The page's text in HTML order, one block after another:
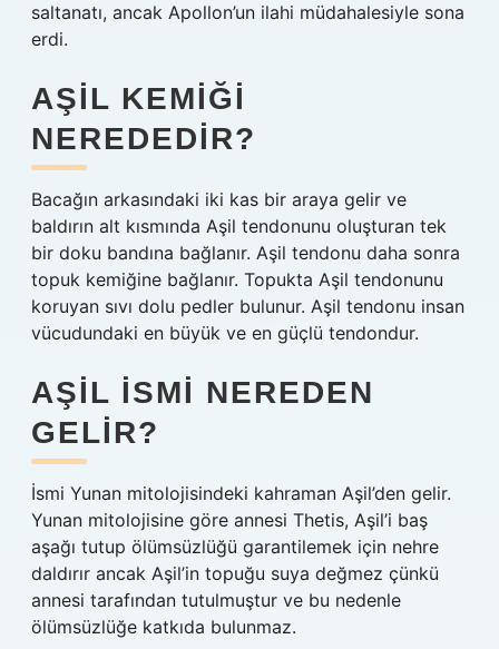
saltanatı, ancak Apollon’un ilahi müdahalesiyle sona
erdi.
AŞIL KEMIĞI
NEREDEDIR?
Bacağın arkasındaki iki kas bir araya gelir ve
baldırın alt kısmında Aşil tendonunu oluşturan tek
bir doku bandına bağlanır. Aşil tendonu daha sonra
topuk kemiğine bağlanır. Topukta Aşil tendonunu
koruyan sıvı dolu pedler bulunur. Aşil tendonu insan
vücudundaki en büyük ve en güçlü tendondur.
AŞIL ISMI NEREDEN
GELIR?
İsmi Yunan mitolojisindeki kahraman Aşil’den gelir.
Yunan mitolojisine göre annesi Thetis, Aşil’i baş
aşağı tutup ölümsüzlüğü garantilemek için nehre
daldırır ancak Aşil’in topuğu suya değmez çünkü
annesi tarafından tutulmuştur ve bu nedenle
ölümsüzlüğe katkıda bulunmaz.